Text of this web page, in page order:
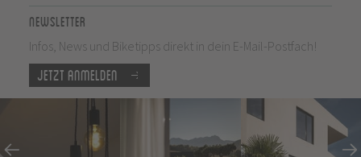
Newsletter
Infos, News und Biketipps direkt in dein E-Mail-Postfach!
Jetzt anmelden